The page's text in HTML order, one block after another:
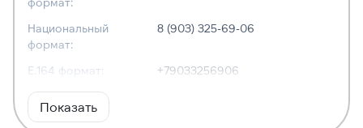
Национальный
формат:
8 (903) 325-69-06
E.164 формат:
+79033256906
RFC3966
формат:
Показать